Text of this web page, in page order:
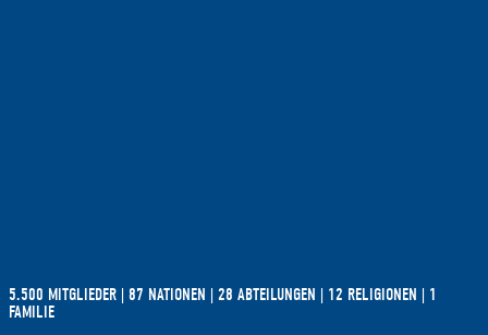
5.500 MITGLIEDER | 87 NATIONEN | 28 ABTEILUNGEN | 12 RELIGIONEN | 1
FAMILIE